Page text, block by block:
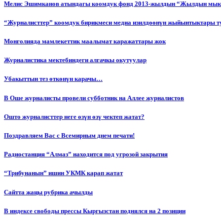
Мелис Эшимканов атындагы коомдук фонд 2013-жылдын “Жылдын
“Журналисттер” коомдук бирикмеси медиа изилдөөнүн жыйынтыктары
Монголияда мамлекеттик маалымат каражаттары жок
Журналистика мектебиндеги алгачкы окутуулар
Убакыттын тез өткөнүн карачы…
В Оше журналисты провели субботник на Аллее журналистов
Ошто журналисттер неге өзүн өзү чектеп жатат?
Поздравляем Вас с Всемирным днем печати!
Радиостанция “Алмаз” находится под угрозой закрытия
“Трибунанын” ишин УКМК карап жатат
Сайтта жаңы рубрика ачылды
В индексе свободы прессы Кыргызстан поднялся на 2 позиции